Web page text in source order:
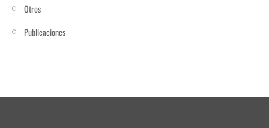
Otros
Publicaciones